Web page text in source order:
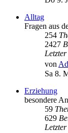
Alltag
Fragen aus
254
2427
von
Sa 8.
Erziehung
besondere
59
629